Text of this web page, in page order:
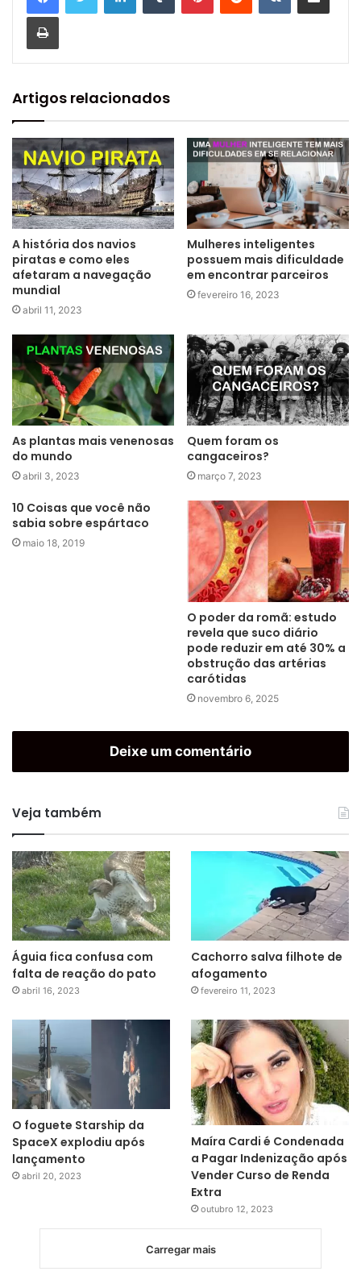
Artigos relacionados
A história dos navios
piratas e como eles
afetaram a navegação
mundial
abril 11, 2023
Mulheres inteligentes
possuem mais dificuldade
em encontrar parceiros
fevereiro 16, 2023
As plantas mais venenosas
do mundo
abril 3, 2023
Quem foram os
cangaceiros?
março 7, 2023
10 Coisas que você não
sabia sobre espártaco
maio 18, 2019
O poder da romã: estudo
revela que suco diário
pode reduzir em até 30% a
obstrução das artérias
carótidas
novembro 6, 2025
Deixe um comentário
Veja também
Águia fica confusa com
falta de reação do pato
abril 16, 2023
Cachorro salva filhote de
afogamento
fevereiro 11, 2023
O foguete Starship da
SpaceX explodiu após
lançamento
abril 20, 2023
Maíra Cardi é Condenada
a Pagar Indenização após
Vender Curso de Renda
Extra
outubro 12, 2023
Carregar mais